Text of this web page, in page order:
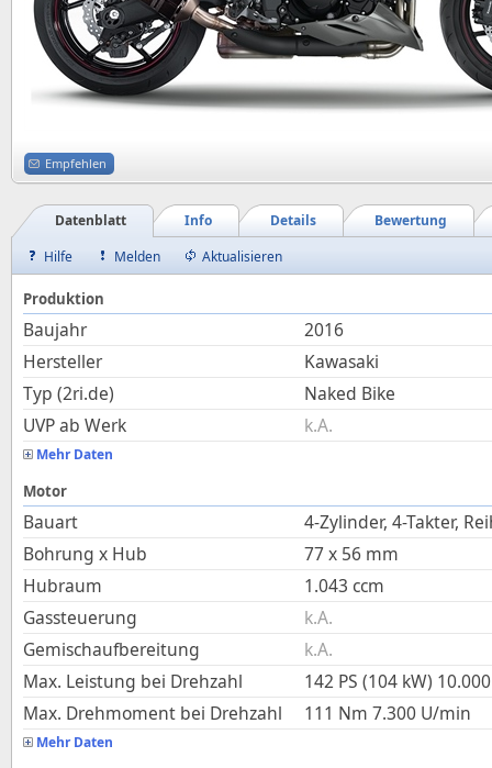
Empfehlen
Bewertung
Details
Info
Datenblatt
Hilfe
Melden Aktualisieren
Produktion
Baujahr
2016
Hersteller
Kawasaki
Typ (2ri.de)
Naked Bike
UVP ab Werk
k.A.
Mehr Daten
Motor
Bauart
4-Zylinder, 4-Takter,
Bohrung x Hub
77x 56 mm
Hubraum
1.043 ccm
Gassteuerung
k.A.
Gemischaufbereitung
k.A.
Max. Leistung bei Drehzahl
142 PS (104 kW) 10.000
Max. Drehmoment bei Drehzahl
111 Nm 7.300 U/min
Mehr Daten